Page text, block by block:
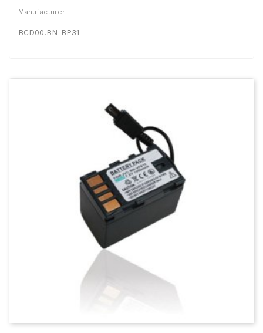
Manufacturer
BCD00.BN-BP31